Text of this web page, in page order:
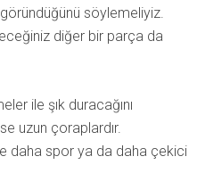
söylemeliyiz.
diğer bir parça da
ile şık duracağını
uzun çoraplardır.
daha spor ya da daha çekici